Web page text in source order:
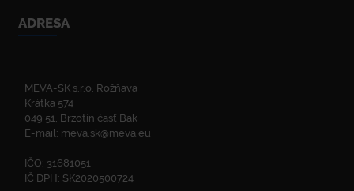
ADRESA
MEVA-SK s.r.o. Rožňava
Krátka 574
049 51, Brzotín časť Bak
E-mail: meva.sk@meva.eu
IČO: 31681051
IČ DPH: SK2020500724